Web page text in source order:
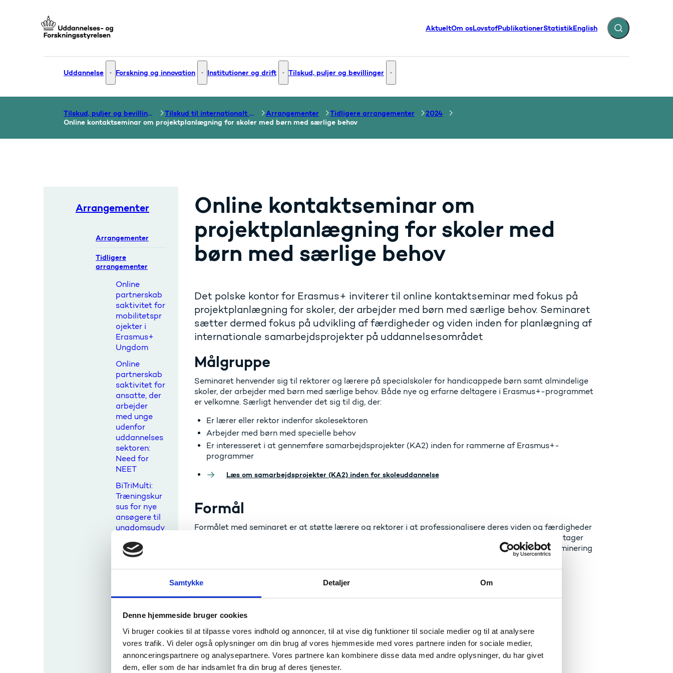
Samtykke Detaljer Om
Denne hjemmeside bruger cookies
Vi bruger cookies til at tilpasse vores indhold og annoncer, til at vise dig funktioner til sociale medier og til at analysere
vores trafik. Vi deler også oplysninger om din brug af vores hjemmeside med vores partnere inden for sociale medier,
annonceringspartnere og analysepartnere. Vores partnere kan kombinere disse data med andre oplysninger, du har givet
dem, eller som de har indsamlet fra din brug af deres tjenester.
AktueltOm osLovstofPublikationerStatistikEnglish Fold søgefelt ud
Uddannelse Uddannelse - Flere links
Forskning og innovation Forskning og innovation - Flere links
Institutioner og drift Institutioner og drift - Flere links
Tilskud, puljer og bevillinger Tilskud, puljer og bevillinger - Flere links
Tilskud, puljer og bevillinger Tilskud til internationalt samarbejde om uddannelse Arrangementer Tidligere arrangementer
2024
Online kontaktseminar om projektplanlægning for skoler med børn med særlige behov
Arrangementer
Arrangementer
Tidligere
arrangementer
Online
partnerskab
saktivitet for
mobilitetspr
ojekter i
Erasmus+
Ungdom
Online
partnerskab
saktivitet for
ansatte, der
arbejder
med unge
udenfor
uddannelses
sektoren:
Need for
NEET
BiTriMulti:
Træningskur
sus for nye
ansøgere til
ungdomsudv
Træningskur
en Erasmus+
eksling
Kontaktsemi
nar om
mulighedern
e Erasmus+
Online kontaktseminar om
projektplanlægning for skoler med
børn med særlige behov
Det polske kontor for Erasmus+ inviterer til online kontaktseminar med fokus på
projektplanlægning for skoler, der arbejder med børn med særlige behov. Seminaret
sætter dermed fokus på udvikling af færdigheder og viden inden for planlægning af
internationale samarbejdsprojekter på uddannelsesområdet
Målgruppe
Seminaret henvender sig til rektorer og lærere på specialskoler for handicappede børn samt almindelige
skoler, der arbejder med børn med særlige behov. Både nye og erfarne deltagere i Erasmus+-programmet
er velkomne. Særligt henvender det sig til dig, der:
Er lærer eller rektor indenfor skolesektoren
Arbejder med børn med specielle behov
Er interesseret i at gennemføre samarbejdsprojekter (KA2) inden for rammerne af Erasmus+-
programmer
Læs om samarbejdsprojekter (KA2) inden for skoleuddannelse
Formål
Formålet med seminaret er at støtte lærere og rektorer i at professionalisere deres viden og færdigheder
inden for planlægning af internationale samarbejdsprojekter på uddannelsesområdet. Seminaret tager
blandt andet fat på emner som projektets indre logik, forberedelser af projektresultater og disseminering
Få udvidet deres viden og færdigheder inden for projektplanlægning
Netværke med mulige fremtidige partnere
Praktisk